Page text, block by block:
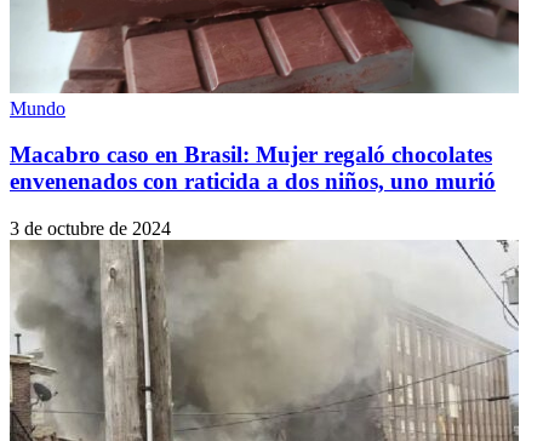
Mundo
Macabro caso en Brasil: Mujer regaló chocolates
envenenados con raticida a dos niños, uno murió
3 de octubre de 2024